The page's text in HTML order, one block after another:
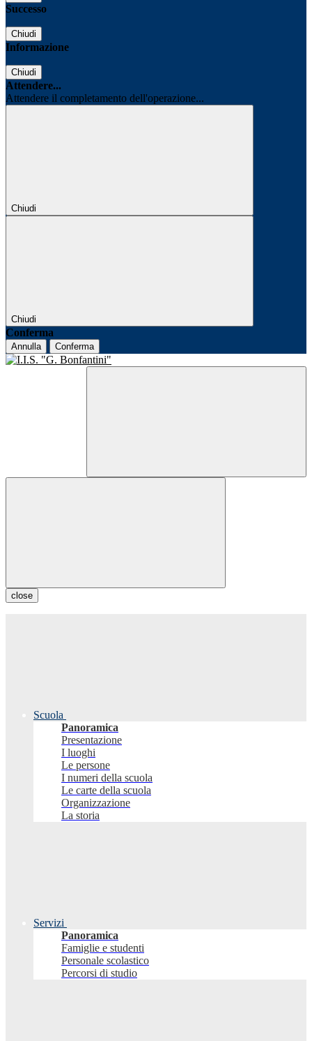
Successo
Chiudi
Informazione
Chiudi
Attendere...
Attendere il completamento dell'operazione...
Chiudi
Chiudi
Conferma
Annulla Conferma
close
Scuola
Panoramica
Presentazione
I luoghi
Le persone
I numeri della scuola
Le carte della scuola
Organizzazione
La storia
Servizi
Panoramica
Famiglie e studenti
Personale scolastico
Percorsi di studio